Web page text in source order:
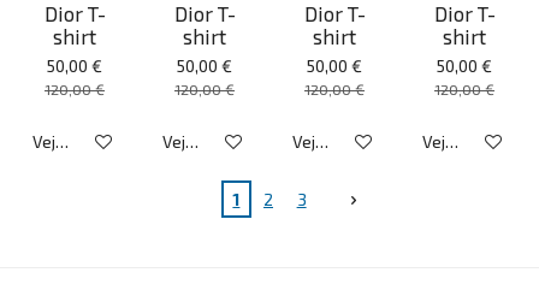
Dior T-
shirt
50,00 €
120,00 €
Veja detalhes
Dior T-
shirt
50,00 €
120,00 €
Veja detalhes
Dior T-
shirt
50,00 €
120,00 €
Veja detalhes
Dior T-
shirt
50,00 €
120,00 €
Veja detalhes
1 2 3